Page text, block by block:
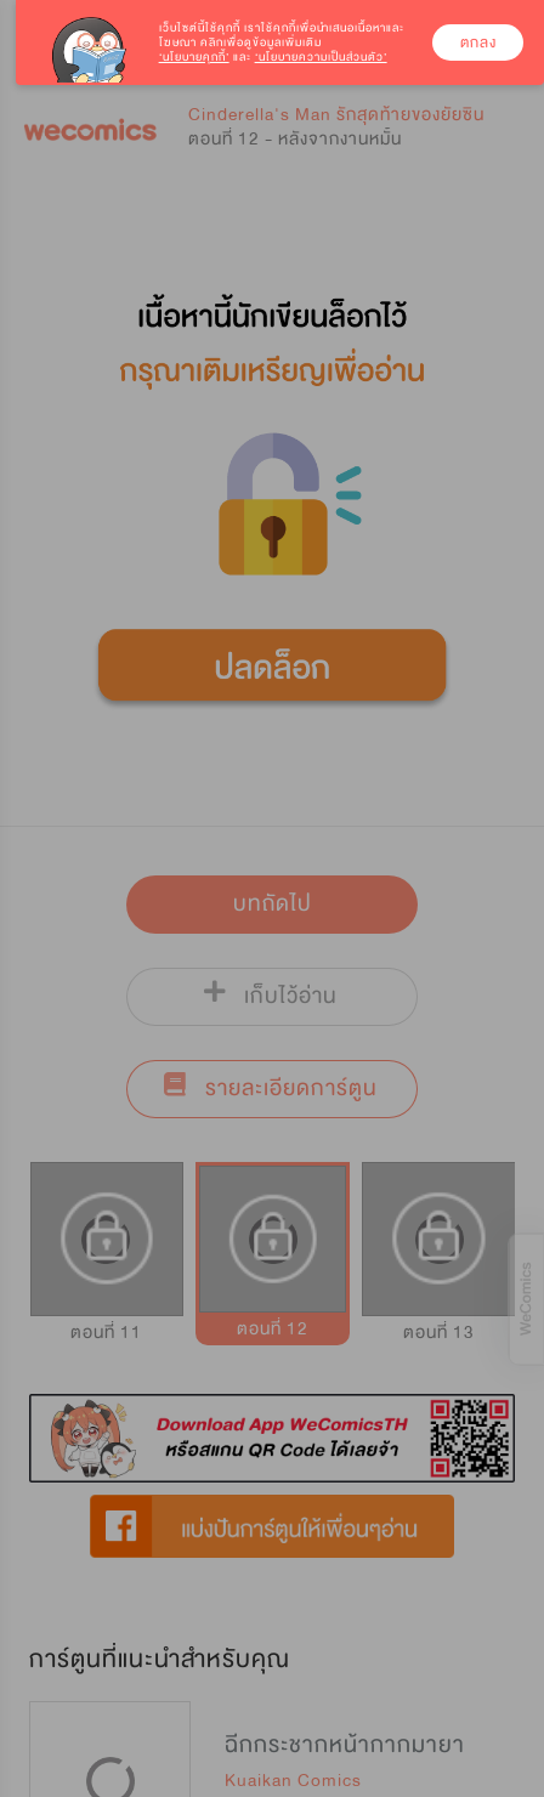
Cinderella's Man รักสุดท้ายของยัยซิน
ตอนที่ 12 - หลังจากงานหมั้น
บทถัดไป
เก็บไว้อ่าน
รายละเอียดการ์ตูน
ตอนที่ 11 ตอนที่ 12 ตอนที่ 13
การ์ตูนที่แนะนำสำหรับคุณ
ฉีกกระชากหน้ากากมายา
Kuaikan Comics
เว็บไซต์นี้ใช้คุกกี้ เราใช้คุกกี้เพื่อนำเสนอเนื้อหาและ
โฆษณา คลิกเพื่อดูข้อมูลเพิ่มเติม
‘นโยบายคุกกี้’ และ ‘นโยบายความเป็นส่วนตัว’
ตกลง